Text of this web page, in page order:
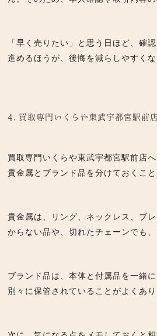
「早く売りたい」と思う日ほど、確
進めるほうが、後悔を減らしやすくな
4. 買取専門いくらや東武宇都宮駅前
買取専門いくらや東武宇都宮駅前店
貴金属とブランド品を分けておくこと
貴金属は、リング、ネックレス、ブ
からない品や、切れたチェーンでも
ブランド品は、本体と付属品を一緒
別々に保管されていることがよくあ